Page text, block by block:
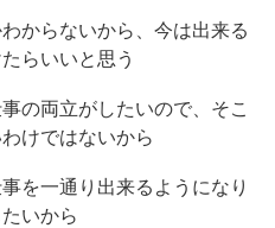
からないから、今は出来る
らいいと思う
の両立がしたいので、そこ
けではないから
を一通り出来るようになり
いから